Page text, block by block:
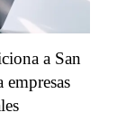
a San
empresas